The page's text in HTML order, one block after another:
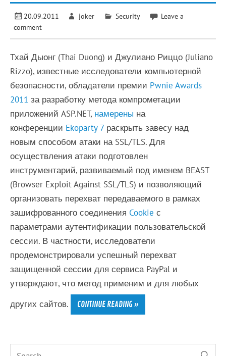
20.09.2011 joker Security
Leave a
comment
Тхай Дыонг (Thai Duong) и Джулиано Риццо (Juliano
Rizzo), известные исследователи компьютерной
безопасности, обладатели премии Pwnie Awards
2011 за разработку метода компрометации
приложений ASP.NET, намерены на
конференции Ekoparty 7 раскрыть завесу над
новым способом атаки на SSL/TLS. Для
осуществления атаки подготовлен
инструментарий, развиваемый под именем BEAST
(Browser Exploit Against SSL/TLS) и позволяющий
организовать перехват передаваемого в рамках
зашифрованного соединения Cookie с
параметрами аутентификации пользовательской
сессии. В частности, исследователи
продемонстрировали успешный перехват
защищенной сессии для сервиса PayPal и
утверждают, что метод применим и для любых
других сайтов.
CONTINUE READING »